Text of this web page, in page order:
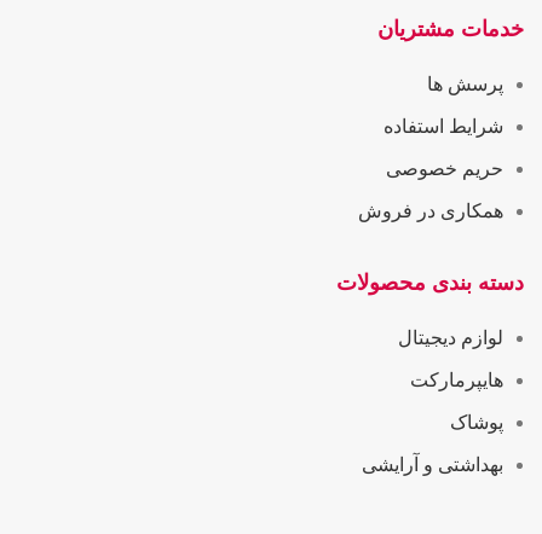
خدمات مشتریان
پرسش ها
شرایط استفاده
حریم خصوصی
همکاری در فروش
دسته بندی محصولات
لوازم دیجیتال
هایپرمارکت
پوشاک
بهداشتی و آرایشی